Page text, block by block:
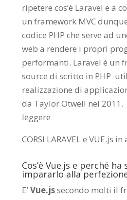
ripetere cos’è Laravel e a
un framework MVC
codice PHP che serve ad
web a rendere i propri
performanti. Laravel è un
source di scritto in PHP
realizzazione di
da Taylor Otwell nel 2011.
leggere
CORSI LARAVEL e VUE.js
Cos’è Vue.js e perché ha
impararlo alla
E’Vue.jssecondo molti il